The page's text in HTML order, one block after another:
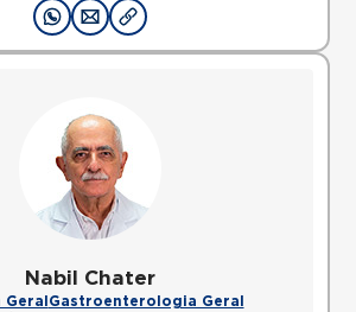
Nabil Chater
Gastroenterologia Geral